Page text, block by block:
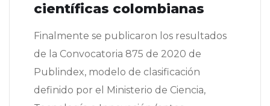
científicas colombianas
Finalmente se publicaron los resultados
de la Convocatoria 875 de 2020 de
Publindex, modelo de clasificación
definido por el Ministerio de Ciencia,